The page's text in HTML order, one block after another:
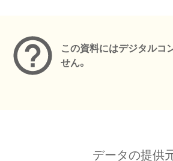
この資料にはデジタルコ
せん。
データの提供